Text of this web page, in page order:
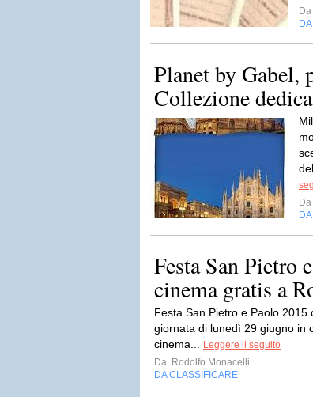
Da
Planet by Gabel,
Collezione
Da
Festa San Pietro
cinema gratis a
Festa San Pietro e Paolo
giornata di lunedì 29 giugno in
cinema...
Leggere il seguito
Da Rodolfo Monacelli
DA CLASSIFICARE